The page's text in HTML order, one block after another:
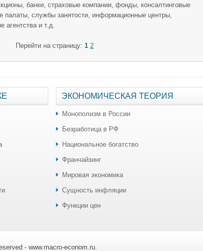
банки, страховые компании, фонды, консалтинговые
службы занятости, информационные центры,
агентства и т.д.
Перейти на страницу: 1 2
ЭКОНОМИЧЕСКАЯ ТЕОРИЯ
Монополизм в России
Безработица в РФ
Национальное богатство
Франчайзинг
Мировая экономика
Сущность инфляции
Функции цен
- www.macro-econom.ru.